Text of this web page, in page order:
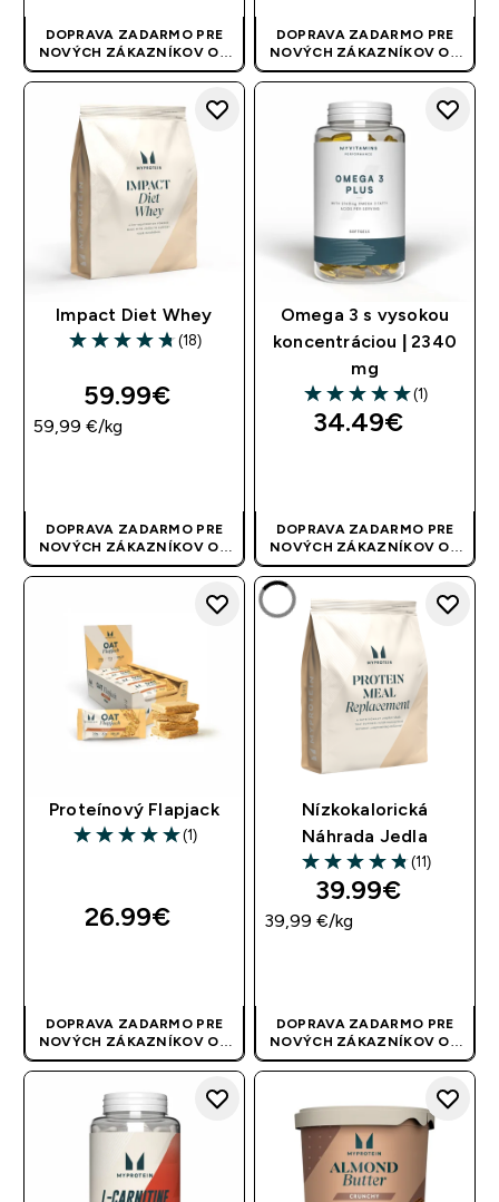
DOPRAVA ZADARMO PRE
NOVÝCH ZÁKAZNÍKOV OD
40 EUR| AKCIA SA APLIKUJE
AUTOMATICKY
DOPRAVA ZADARMO PRE
NOVÝCH ZÁKAZNÍKOV OD
40 EUR| AKCIA SA APLIKUJE
AUTOMATICKY
Impact Diet Whey
4.72 out of 5 stars
(18)
59.99€‎
59,99 €‎/kg
DOPRAVA ZADARMO PRE
NOVÝCH ZÁKAZNÍKOV OD
40 EUR| AKCIA SA APLIKUJE
Omega 3 s vysokou
koncentráciou | 2340
mg
5 out of 5 stars
(1)
34.49€‎
DOPRAVA ZADARMO PRE
NOVÝCH ZÁKAZNÍKOV OD
40 EUR| AKCIA SA APLIKUJE
Proteínový Flapjack
5 out of 5 stars
(1)
26.99€‎
DOPRAVA ZADARMO PRE
NOVÝCH ZÁKAZNÍKOV OD
40 EUR| AKCIA SA APLIKUJE
Nízkokalorická
Náhrada Jedla
4.82 out of 5 stars
(11)
39.99€‎
39,99 €‎/kg
DOPRAVA ZADARMO PRE
NOVÝCH ZÁKAZNÍKOV OD
40 EUR| AKCIA SA APLIKUJE